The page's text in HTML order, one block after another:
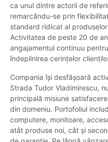
ca unul dintre actorii de
remarcându-se prin
standard ridicat al
Activitatea de peste 20 de
angajamentul continuu
îndeplinirea cerințelor
Compania își desfășoară
Strada Tudor Vladimirescu,
principală misiune
din domeniu. Portofoliul
computere, monitoare,
atât produse noi, cât și